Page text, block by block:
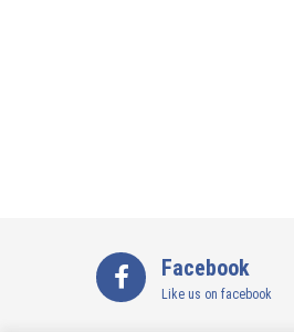
Facebook
Like us on facebook